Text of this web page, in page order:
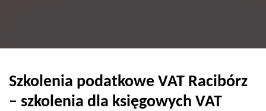
Szkolenia podatkowe VAT Racibórz
– szkolenia dla księgowych VAT